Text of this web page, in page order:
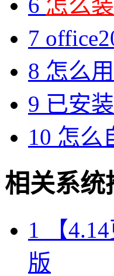
7
8 怎么
9 已安
10 怎么
相关系统
1 【
版